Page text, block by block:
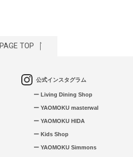
公式インスタグラム
ー Living Dining Shop
ー YAOMOKU masterwal
ー YAOMOKU HIDA
ー Kids Shop
ー YAOMOKU Simmons
PAGE TOP